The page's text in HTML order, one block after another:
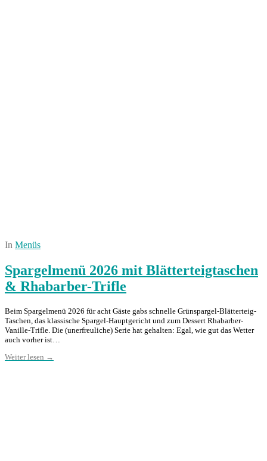
In Menüs
Spargelmenü 2026 mit Blätterteigtaschen
& Rhabarber-Trifle
Beim Spargelmenü 2026 für acht Gäste gabs schnelle Grünspargel-Blätterteig-
Taschen, das klassische Spargel-Hauptgericht und zum Dessert Rhabarber-
Vanille-Trifle. Die (unerfreuliche) Serie hat gehalten: Egal, wie gut das Wetter
auch vorher ist…
Weiter lesen →